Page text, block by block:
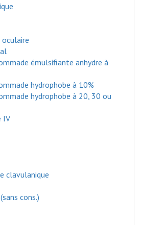
émulsifiante anhydre à
hydrophobe à 10%
hydrophobe à 20, 30 ou
IV
clavulanique
cons.)